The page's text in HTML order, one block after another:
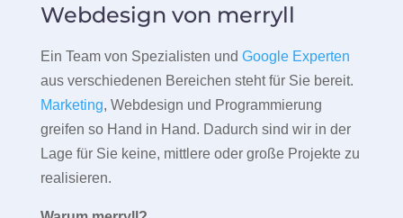
Webdesign von merryll
Ein Team von Spezialisten und Google Experten
aus verschiedenen Bereichen steht für Sie bereit.
Marketing, Webdesign und Programmierung
greifen so Hand in Hand. Dadurch sind wir in der
Lage für Sie keine, mittlere oder große Projekte zu
realisieren.